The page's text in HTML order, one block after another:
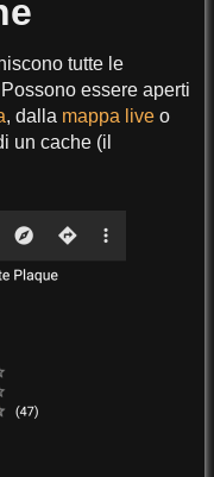
tutte le
essere aperti
, dalla mappa live o
un cache (il